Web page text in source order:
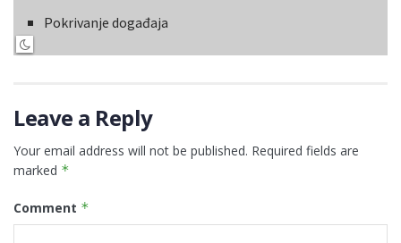
Pokrivanje događaja
Leave a Reply
Your email address will not be published. Required fields are
marked *
Comment *